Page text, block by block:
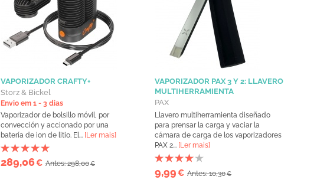
VAPORIZADOR CRAFTY+
Storz & Bickel
Envio em 1 - 3 dias
Vaporizador de bolsillo móvil, por
convección y accionado por una
batería de ion de litio. El... [Ler mais]
289,06€ Antes: 298,00€
VAPORIZADOR PAX 3 Y 2: LLAVERO
MULTIHERRAMIENTA
PAX
Llavero multiherramienta diseñado
para prensar la carga y vaciar la
cámara de carga de los vaporizadores
PAX 2... [Ler mais]
9,99€ Antes: 10,30€